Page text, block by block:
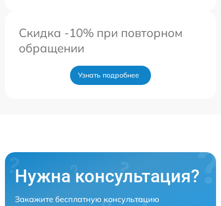
Скидка -10% при повторном
обращении
Узнать подробнее
Нужна консультация?
Закажите бесплатную консультацию